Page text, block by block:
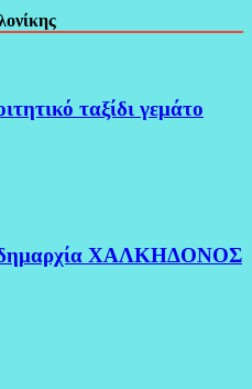
ταξίδι γεμάτο
δημαρχία ΧΑΛΚΗΔΟΝΟΣ